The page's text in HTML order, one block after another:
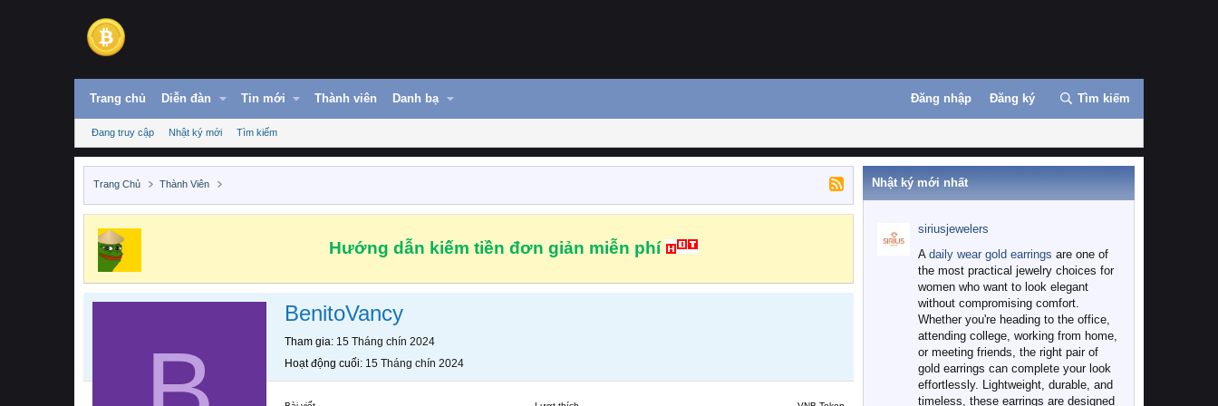
Trang chủ Diễn đàn Tin mới Thành viên Danh bạ Đăng nhập Đăng ký Tìm kiếm
Đang truy cập Nhật ký mới Tìm kiếm
Trang Chủ Thành Viên
Hướng dẫn kiếm tiền đơn giản miễn phí
BenitoVancy
Tham gia 15 Tháng chín 2024
Hoạt động cuối 15 Tháng chín 2024
Nhật ký mới nhất
siriusjewelers
A daily wear gold earrings are one of
the most practical jewelry choices for
women who want to look elegant
without compromising comfort.
Whether you're heading to the office,
attending college, working from home,
or meeting friends, the right pair of
gold earrings can complete your look
effortlessly. Lightweight, durable, and
timeless, these earrings are designed